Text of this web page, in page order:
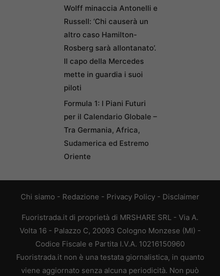
Wolff minaccia Antonelli e
Russell: ‘Chi causerà un
altro caso Hamilton-
Rosberg sarà allontanato’.
Il capo della Mercedes
mette in guardia i suoi
piloti
Formula 1: I Piani Futuri
per il Calendario Globale –
Tra Germania, Africa,
Sudamerica ed Estremo
Oriente
Chi siamo - Redazione - Privacy Policy - Disclaimer
Fuoristrada.it di proprietà di MRSHARE SRL - Via A.
Volta 16 - Palazzo C, 20093 Cologno Monzese (MI) -
Codice Fiscale e Partita I.V.A. 10216150960
Fuoristrada.it non è una testata giornalistica, in quanto
viene aggiornato senza alcuna periodicità. Non può